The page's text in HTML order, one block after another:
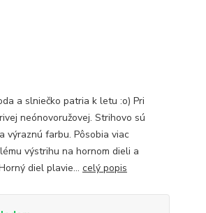
a slniečko patria k letu :o) Pri
neónovoružovej. Strihovo sú
výraznú farbu. Pôsobia viac
výstrihu na hornom dieli a
diel plavie... celý popis